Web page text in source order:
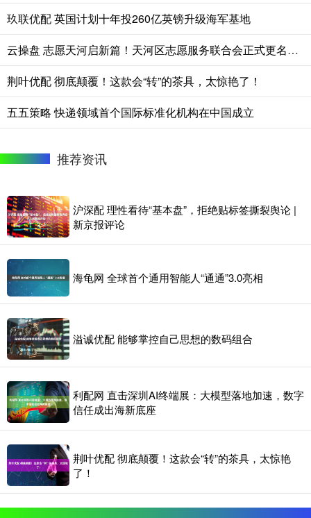
玖联优配 英国计划十年投260亿英镑升级海军基地
云操盘 志愿天河启新篇！天河区志愿服务联合会正式更名组建
荆叶优配 彻底颠覆！这款会“转”的茶具，太惊艳了！
五五策略 快递领域首个国际标准化机构在中国成立
推荐资讯
沪深配 理性看待“基本盘”，拒绝贴标签撕裂舆论 |
新京报评论
海龟网 全球首个通用智能人“通通”3.0亮相
溢诚优配 能够掌控自己思想的数码组合
利配网 直击深圳AI终端展：大模型落地加速，数字
信任成出海新底座
荆叶优配 彻底颠覆！这款会“转”的茶具，太惊艳
了！